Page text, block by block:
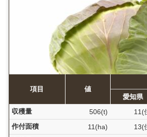
項目 値
愛知県
収穫量
506(t) 11(
作付面積
11(ha) 13(